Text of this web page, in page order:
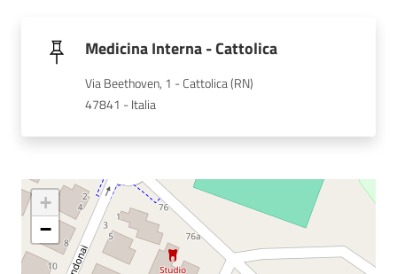
Servizi
Concorsi
Medicina Interna - Cattolica
Via Beethoven, 1 - Cattolica (RN)
47841 - Italia
+
−